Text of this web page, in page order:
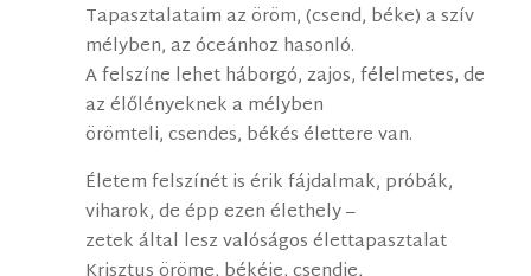
Tapasztalataim az öröm, (csend, béke) a szív
mélyben, az óceánhoz hasonló.
A felszíne lehet háborgó, zajos, félelmetes, de
az élőlényeknek a mélyben
örömteli, csendes, békés élettere van.
Életem felszínét is érik fájdalmak, próbák,
viharok, de épp ezen élethely –
zetek által lesz valóságos élettapasztalat